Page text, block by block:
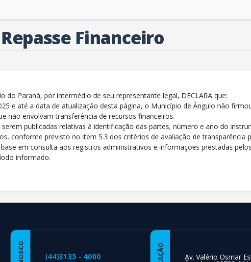
Financeiro
do Paraná, por intermédio de seu representante legal, DECLARA que:
e até a data de atualização desta página, o Município de Ângulo não
não envolvam transferência de recursos financeiros.
publicadas relativas à identificação das partes, número e ano do
conforme previsto no item 5.3 dos critérios de avaliação de transparência
em consulta aos registros administrativos e informações prestadas
informado.
(44)3135 - 4000 Av. Valério Osmar